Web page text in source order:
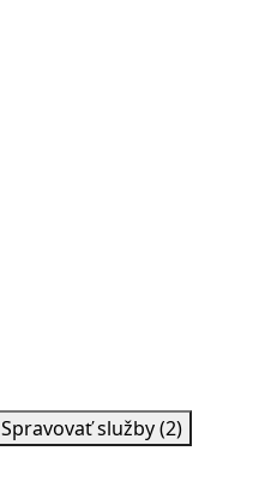
Spravovať služby(2)